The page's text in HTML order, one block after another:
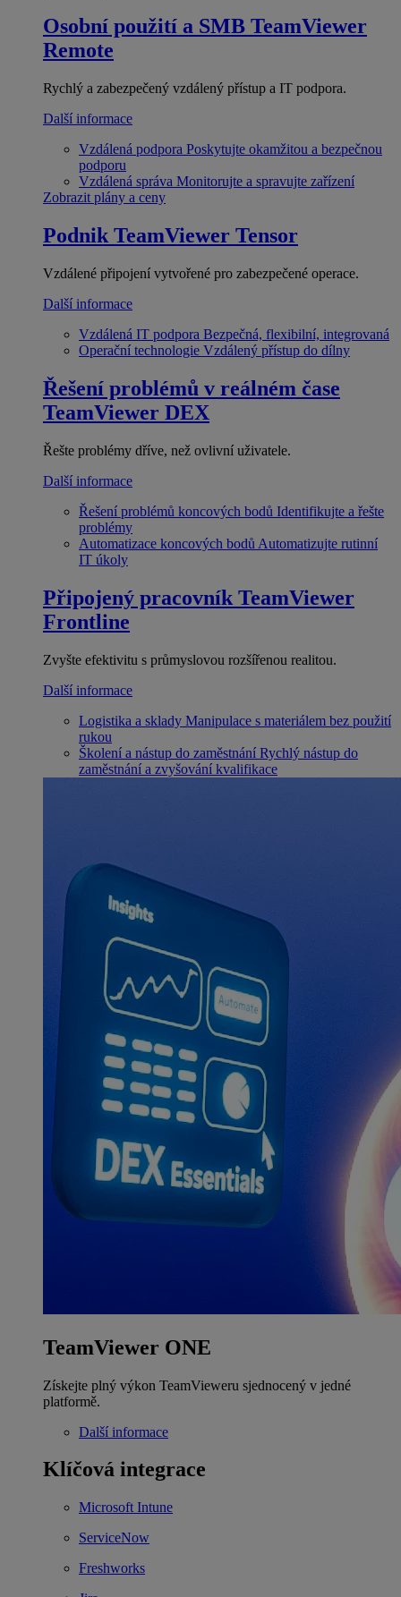
Osobní použití a SMB TeamViewer
Remote
Rychlý a zabezpečený vzdálený přístup a IT podpora.
Další informace
Vzdálená podpora Poskytujte okamžitou a bezpečnou
podporu
Vzdálená správa Monitorujte a spravujte zařízení
Zobrazit plány a ceny
Podnik TeamViewer Tensor
Vzdálené připojení vytvořené pro zabezpečené operace.
Další informace
Vzdálená IT podpora Bezpečná, flexibilní, integrovaná
Operační technologie Vzdálený přístup do dílny
Řešení problémů v reálném čase
TeamViewer DEX
Řešte problémy dříve, než ovlivní uživatele.
Další informace
Řešení problémů koncových bodů Identifikujte a řešte
problémy
Automatizace koncových bodů Automatizujte rutinní
IT úkoly
Připojený pracovník TeamViewer
Frontline
Zvyšte efektivitu s průmyslovou rozšířenou realitou.
Další informace
Logistika a sklady Manipulace s materiálem bez použití
rukou
Školení a nástup do zaměstnání Rychlý nástup do
zaměstnání a zvyšování kvalifikace
TeamViewer ONE
Získejte plný výkon TeamVieweru sjednocený v jedné
platformě.
Další informace
Klíčová integrace
Microsoft Intune
ServiceNow
Freshworks